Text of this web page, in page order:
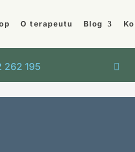
O terapeutu Blog
262 195